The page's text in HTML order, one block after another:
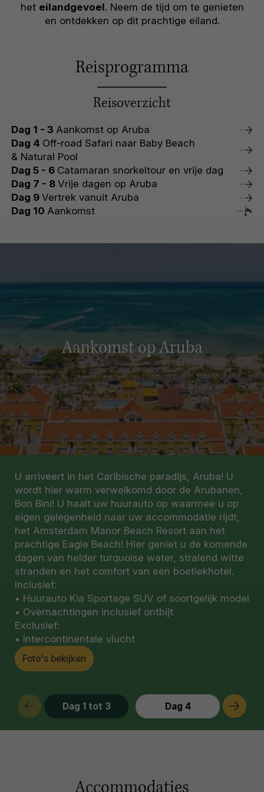
het eilandgevoel. Neem de tijd om te genieten
en ontdekken op dit prachtige eiland.
Reisprogramma
Reisoverzicht
Dag 1 - 3 Aankomst op Aruba
Dag 4 Off-road Safari naar Baby Beach
& Natural Pool
Dag 5 - 6 Catamaran snorkeltour en vrije dag
Dag 7 - 8 Vrije dagen op Aruba
Dag 9 Vertrek vanuit Aruba
Dag 10 Aankomst
Dag 1 tot 3 Dag 4
Aankomst op Aruba
U arriveert in het Caribische paradijs, Aruba! U
wordt hier warm verwelkomd door de Arubanen,
Bon Bini! U haalt uw huurauto op waarmee u op
eigen gelegenheid naar uw accommodatie rijdt,
het Amsterdam Manor Beach Resort aan het
prachtige Eagle Beach! Hier geniet u de komende
dagen van helder turquoise water, stralend witte
stranden en het comfort van een boetiekhotel.
Inclusief:
• Huurauto Kia Sportage SUV of soortgelijk model
• Overnachtingen inclusief ontbijt
Exclusief:
• Intercontinentale vlucht
Foto's bekijken